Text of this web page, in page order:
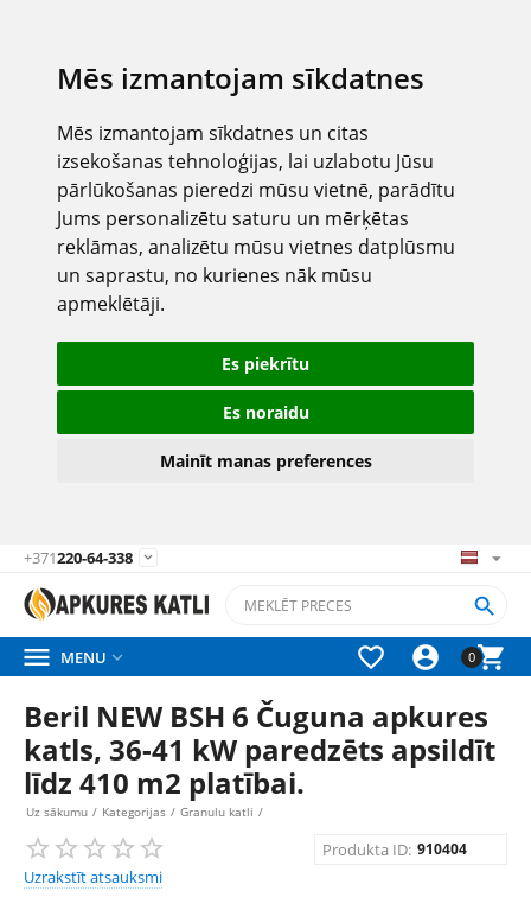
Mēs izmantojam sīkdatnes
Mēs izmantojam sīkdatnes un citas
izsekošanas tehnoloģijas, lai uzlabotu Jūsu
pārlūkošanas pieredzi mūsu vietnē, parādītu
Jums personalizētu saturu un mērķētas
reklāmas, analizētu mūsu vietnes datplūsmu
un saprastu, no kurienes nāk mūsu
apmeklētāji.
Es piekrītu
Es noraidu
Mainīt manas preferences
+371220-64-338 
0



 MENU 
Beril NEW BSH 6 Čuguna apkures
katls, 36-41 kW paredzēts apsildīt
līdz 410 m2 platībai.
Uz sākumu / Kategorijas / Granulu katli /
Uzrakstīt atsauksmi
Produkta ID: 910404